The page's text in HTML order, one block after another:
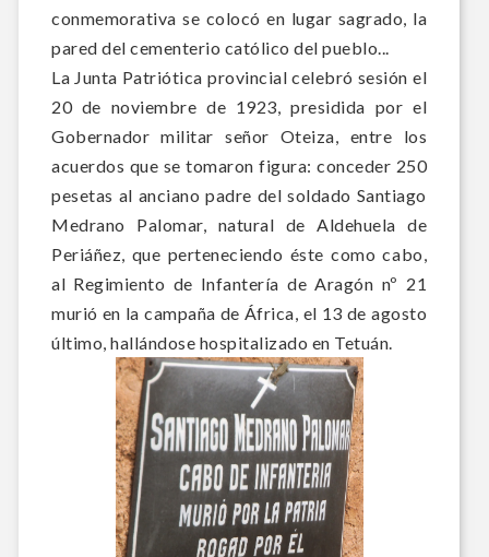
conmemorativa se colocó en lugar sagrado, la
pared del cementerio católico del pueblo...
La Junta Patriótica provincial celebró sesión el
20 de noviembre de 1923, presidida por el
Gobernador militar señor Oteiza, entre los
acuerdos que se tomaron figura: conceder 250
pesetas al anciano padre del soldado Santiago
Medrano Palomar, natural de Aldehuela de
Periáñez, que perteneciendo éste como cabo,
al Regimiento de Infantería de Aragón nº 21
murió en la campaña de África, el 13 de agosto
último, hallándose hospitalizado en Tetuán.